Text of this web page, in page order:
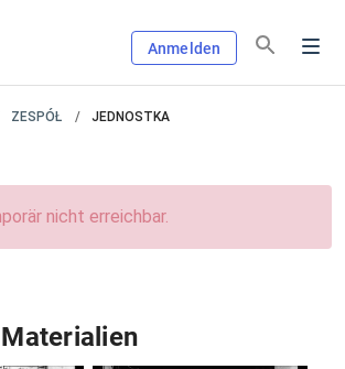
Anmelden
ZESPÓŁ JEDNOSTKA
nicht erreichbar.